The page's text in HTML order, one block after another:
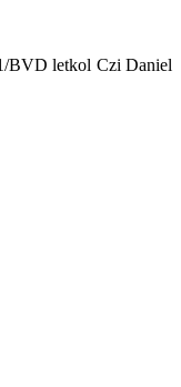
BVD letkol Czi Daniel